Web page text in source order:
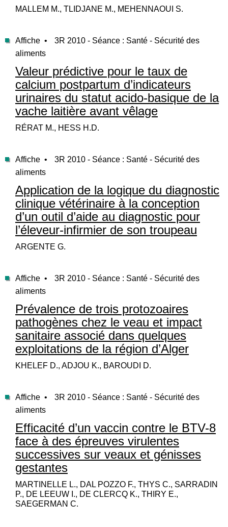
MALLEM M., TLIDJANE M., MEHENNAOUI S.
Affiche •
3R 2010 - Séance : Santé - Sécurité des
aliments
Valeur prédictive pour le taux de
calcium postpartum d’indicateurs
urinaires du statut acido-basique de la
vache laitière avant vêlage
RÉRAT M., HESS H.D.
Affiche •
3R 2010 - Séance : Santé - Sécurité des
aliments
Application de la logique du diagnostic
clinique vétérinaire à la conception
d’un outil d’aide au diagnostic pour
l’éleveur-infirmier de son troupeau
ARGENTE G.
Affiche •
3R 2010 - Séance : Santé - Sécurité des
aliments
Prévalence de trois protozoaires
pathogènes chez le veau et impact
sanitaire associé dans quelques
exploitations de la région d’Alger
KHELEF D., ADJOU K., BAROUDI D.
Affiche •
3R 2010 - Séance : Santé - Sécurité des
aliments
Efficacité d’un vaccin contre le BTV-8
face à des épreuves virulentes
successives sur veaux et génisses
gestantes
MARTINELLE L., DAL POZZO F., THYS C., SARRADIN
P., DE LEEUW I., DE CLERCQ K., THIRY E.,
SAEGERMAN C.